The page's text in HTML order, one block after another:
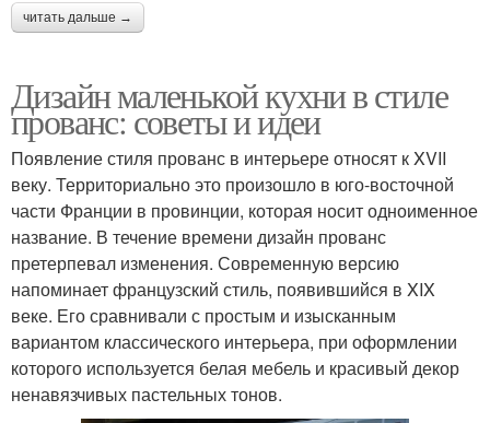
читать дальше →
Дизайн маленькой кухни в стиле
прованс: советы и идеи
Появление стиля прованс в интерьере относят к XVII
веку. Территориально это произошло в юго-восточной
части Франции в провинции, которая носит одноименное
название. В течение времени дизайн прованс
претерпевал изменения. Современную версию
напоминает французский стиль, появившийся в XIX
веке. Его сравнивали с простым и изысканным
вариантом классического интерьера, при оформлении
которого используется белая мебель и красивый декор
ненавязчивых пастельных тонов.